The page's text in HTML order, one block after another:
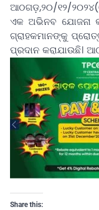
ଆଠଗଡ଼,୨୦/୧୨/
ଏକ ଅଭିନବ ଯୋଜନା
ଗ୍ରାହକମାନଙ୍କୁ
ପ୍ରଦାନ କରାଯାଉଛି।
Share this: